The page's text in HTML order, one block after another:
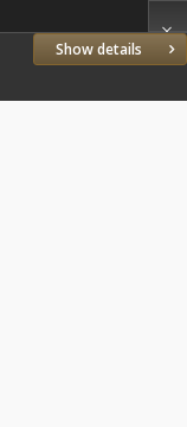
Show details